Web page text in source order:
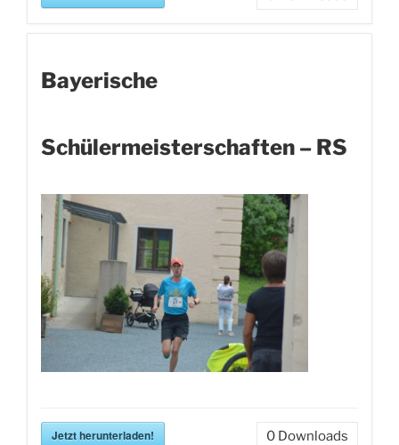
Bayerische
Schülermeisterschaften – RS
Jetzt herunterladen! 0 Downloads